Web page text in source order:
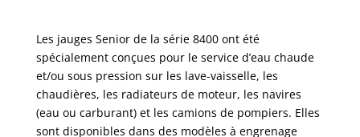
Les jauges Senior de la série 8400 ont été
spécialement conçues pour le service d’eau chaude
et/ou sous pression sur les lave-vaisselle, les
chaudières, les radiateurs de moteur, les navires
(eau ou carburant) et les camions de pompiers. Elles
sont disponibles dans des modèles à engrenage